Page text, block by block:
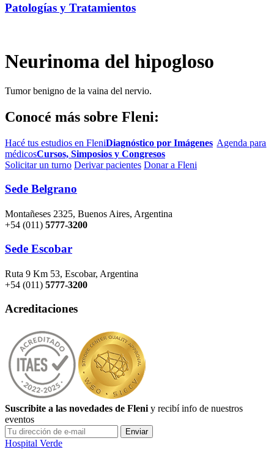
Patologías y Tratamientos
Neurinoma del hipogloso
Tumor benigno de la vaina del nervio.
Conocé más sobre Fleni:
Hacé tus estudios en FleniDiagnóstico por Imágenes Agenda para
médicosCursos, Simposios y Congresos
Solicitar un turno Derivar pacientes Donar a Fleni
Sede Belgrano
Montañeses 2325, Buenos Aires, Argentina
+54 (011) 5777-3200
Sede Escobar
Ruta 9 Km 53, Escobar, Argentina
+54 (011) 5777-3200
Acreditaciones
Suscribite a las novedades de Fleni y recibí info de nuestros
eventos
Hospital Verde